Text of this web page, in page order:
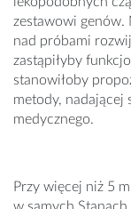
zestawowi genów.
nad próbami
zastąpiłyby
stanowiłoby
metody, nadającej
medycznego.
Przy więcej niż 5